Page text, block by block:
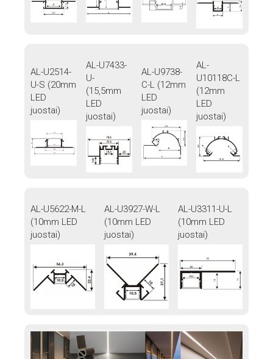
AL-U2514-
U-S (20mm
LED
juostai)
AL-U7433-
U-
(15,5mm
LED
juostai)
AL-U9738-
C-L (12mm
LED
juostai)
AL-
U10118C-L
(12mm
LED
juostai)
AL-U5622-M-L
(10mm LED
juostai)
AL-U3927-W-L
(10mm LED
juostai)
AL-U3311-U-L
(10mm LED
juostai)